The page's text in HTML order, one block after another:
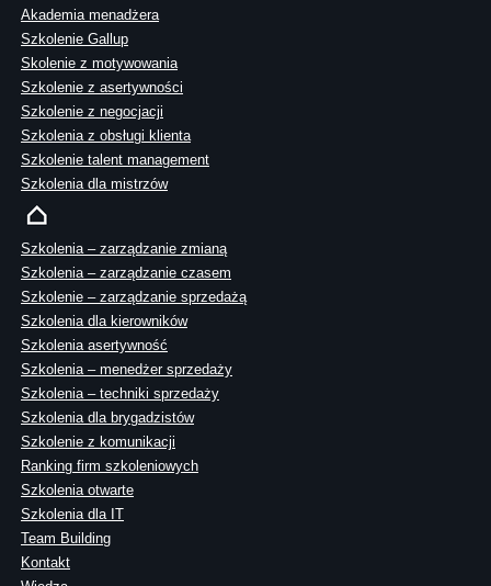
Akademia menadżera
Szkolenie Gallup
Skolenie z motywowania
Szkolenie z asertywności
Szkolenie z negocjacji
Szkolenia z obsługi klienta
Szkolenie talent management
Szkolenia dla mistrzów
Szkolenia – zarządzanie zmianą
Szkolenia – zarządzanie czasem
Szkolenie – zarządzanie sprzedażą
Szkolenia dla kierowników
Szkolenia asertywność
Szkolenia – menedżer sprzedaży
Szkolenia – techniki sprzedaży
Szkolenia dla brygadzistów
Szkolenie z komunikacji
Ranking firm szkoleniowych
Szkolenia otwarte
Szkolenia dla IT
Team Building
Kontakt